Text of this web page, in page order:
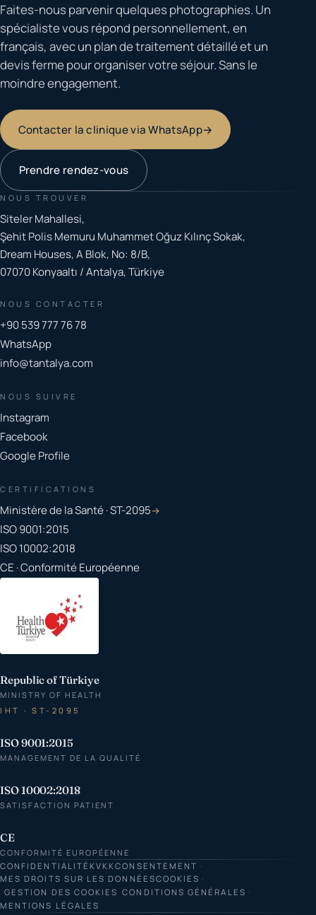
Faites-nous parvenir quelques photographies. Un
spécialiste vous répond personnellement, en
français, avec un plan de traitement détaillé et un
devis ferme pour organiser votre séjour. Sans le
moindre engagement.
Contacter la clinique via WhatsApp→
Prendre rendez-vous
NOUS TROUVER
Siteler Mahallesi,
Şehit Polis Memuru Muhammet Oğuz Kılınç Sokak,
Dream Houses, A Blok, No: 8/B,
07070 Konyaaltı / Antalya, Türkiye
NOUS CONTACTER
+90 539 777 76 78
WhatsApp
info@tantalya.com
NOUS SUIVRE
Instagram
Facebook
Google Profile
CERTIFICATIONS
Ministère de la Santé · ST-2095→
ISO 9001:2015
ISO 10002:2018
CE · Conformité Européenne
Republic of Türkiye
MINISTRY OF HEALTH
IHT · ST-2095
ISO 9001:2015
MANAGEMENT DE LA QUALITÉ
ISO 10002:2018
SATISFACTION PATIENT
CE
CONFORMITÉ EUROPÉENNE
CONFIDENTIALITÉKVKKCONSENTEMENT
MES DROITS SUR LES DONNÉESCOOKIES
GESTION DES COOKIES CONDITIONS GÉNÉRALES
MENTIONS LÉGALES